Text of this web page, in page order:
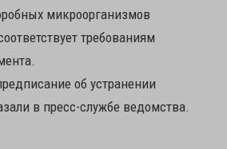
микроорганизмов
требованиям
об устранении
в пресс-службе ведомства.